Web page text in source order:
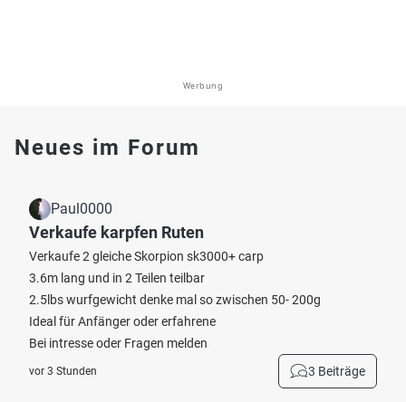
Werbung
Neues im Forum
Paul0000
Verkaufe karpfen Ruten
Verkaufe 2 gleiche Skorpion sk3000+ carp
3.6m lang und in 2 Teilen teilbar
2.5lbs wurfgewicht denke mal so zwischen 50- 200g
Ideal für Anfänger oder erfahrene
Bei intresse oder Fragen melden
vor 3 Stunden 3 Beiträge